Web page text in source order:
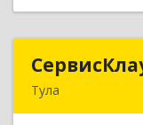
Тула